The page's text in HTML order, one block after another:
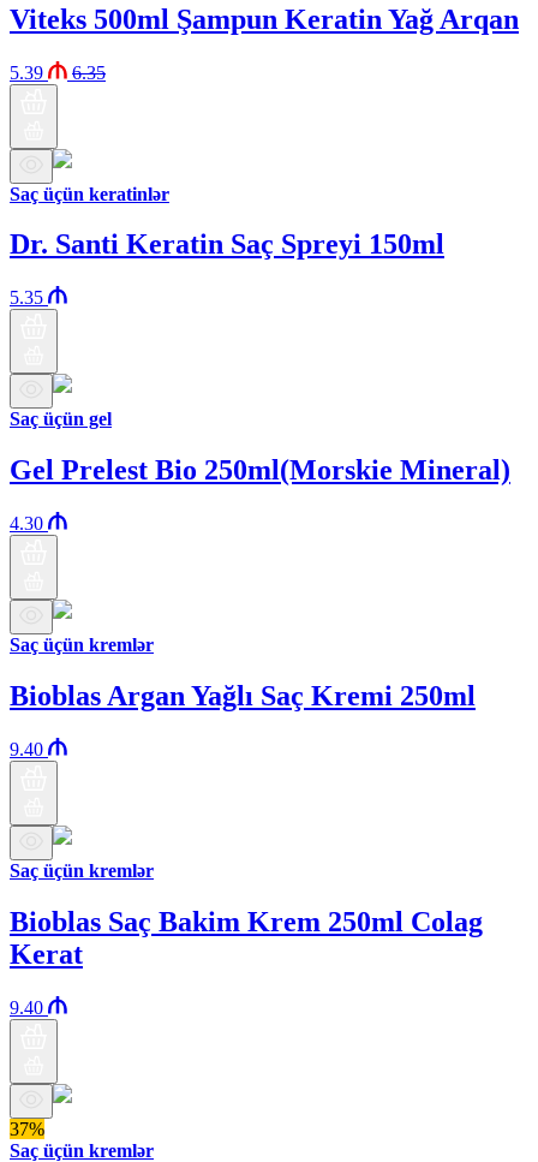
Viteks 500ml Şampun Keratin Yağ Arqan
5.39 6.35
Saç üçün keratinlər
Dr. Santi Keratin Saç Spreyi 150ml
5.35
Saç üçün gel
Gel Prelest Bio 250ml(Morskie Mineral)
4.30
Saç üçün kremlər
Bioblas Argan Yağlı Saç Kremi 250ml
9.40
Saç üçün kremlər
Bioblas Saç Bakim Krem 250ml Colag
Kerat
9.40
37%
Saç üçün kremlər